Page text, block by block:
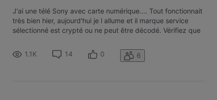
​J'ai une télé Sony avec carte numérique.... Tout fonctionnait
très bien hier, aujourd'hui je l allume et il marque service
sélectionné est crypté ou ne peut être décodé. Vérifiez que
insérés.​ ​Je n'ai rien touché.... La carte est toujours bien e
1.1K 14 0 6